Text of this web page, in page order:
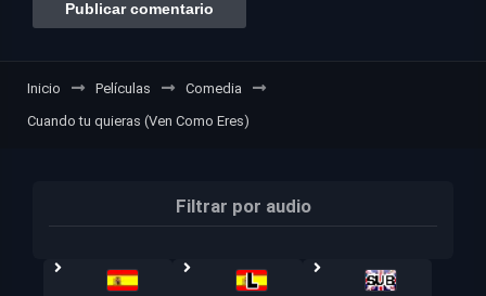
Inicio Películas
Comedia
Cuando tu quieras (Ven Como Eres)
Filtrar por audio